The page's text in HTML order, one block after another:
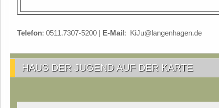
Telefon: 0511.7307-5200 | E-Mail: KiJu@langenhagen.de
HAUS DER JUGEND AUF DER KARTE